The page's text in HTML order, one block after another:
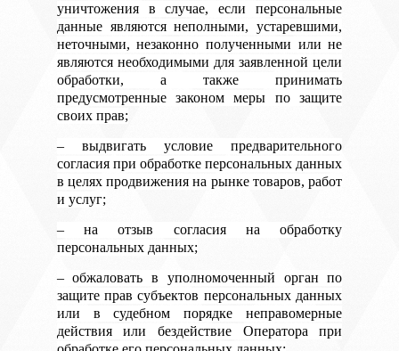
уничтожения в случае, если персональные
данные являются неполными, устаревшими,
неточными, незаконно полученными или не
являются необходимыми для заявленной цели
обработки, а также принимать
предусмотренные законом меры по защите
своих прав;
– выдвигать условие предварительного
согласия при обработке персональных данных
в целях продвижения на рынке товаров, работ
и услуг;
– на отзыв согласия на обработку
персональных данных;
– обжаловать в уполномоченный орган по
защите прав субъектов персональных данных
или в судебном порядке неправомерные
действия или бездействие Оператора при